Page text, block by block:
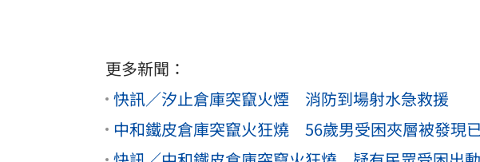
更多新聞：
快訊／汐止倉庫突竄火煙 消防到場射水急救援
中和鐵皮倉庫突竄火狂燒 56歲男受困夾層被發現